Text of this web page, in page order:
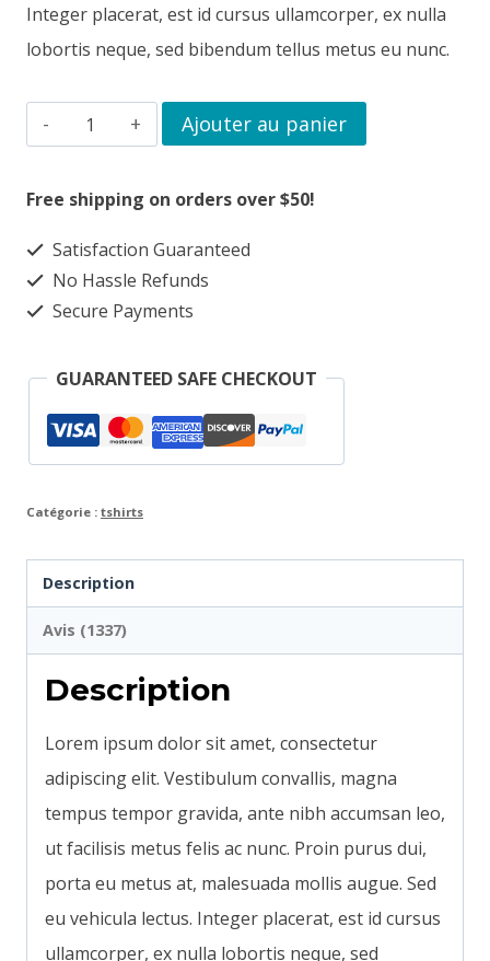
Integer placerat, est id cursus ullamcorper, ex nulla
lobortis neque, sed bibendum tellus metus eu nunc.
quantité
de
T-
Three
Ajouter au panier
Free shipping on orders over $50!
Satisfaction Guaranteed
No Hassle Refunds
Secure Payments
GUARANTEED SAFE CHECKOUT
Catégorie : tshirts
Description
Avis (1337)
Description
Lorem ipsum dolor sit amet, consectetur
adipiscing elit. Vestibulum convallis, magna
tempus tempor gravida, ante nibh accumsan leo,
ut facilisis metus felis ac nunc. Proin purus dui,
porta eu metus at, malesuada mollis augue. Sed
eu vehicula lectus. Integer placerat, est id cursus
ullamcorper, ex nulla lobortis neque, sed